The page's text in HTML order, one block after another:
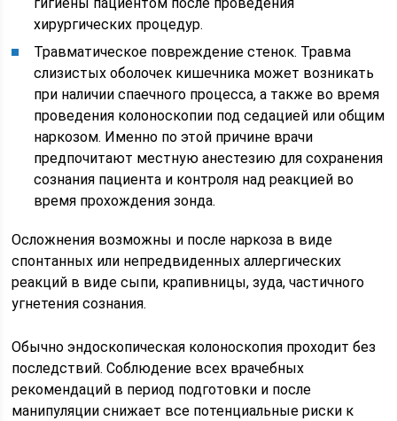
хирургических процедур.
Травматическое повреждение стенок. Травма
слизистых оболочек кишечника может возникать
при наличии спаечного процесса, а также во время
проведения колоноскопии под седацией или общим
наркозом. Именно по этой причине врачи
предпочитают местную анестезию для сохранения
сознания пациента и контроля над реакцией во
время прохождения зонда.
Осложнения возможны и после наркоза в виде
спонтанных или непредвиденных аллергических
реакций в виде сыпи, крапивницы, зуда, частичного
угнетения сознания.
Обычно эндоскопическая колоноскопия проходит без
последствий. Соблюдение всех врачебных
рекомендаций в период подготовки и после
манипуляции снижает все потенциальные риски к